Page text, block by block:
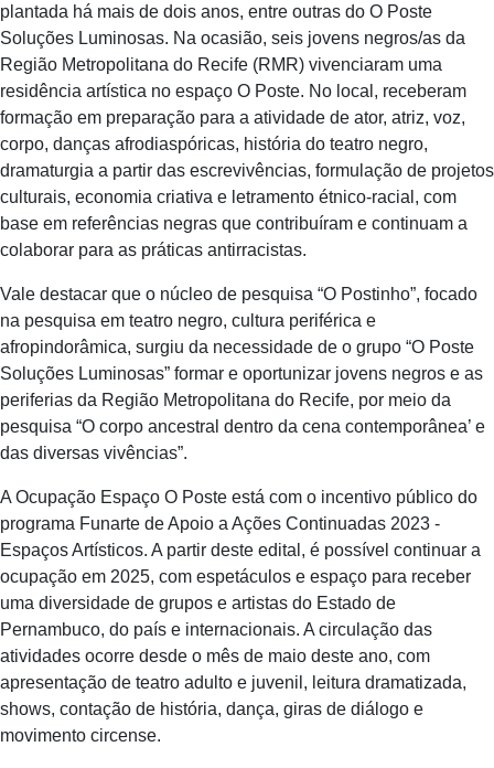
plantada há mais de dois anos, entre outras do O Poste
Soluções Luminosas. Na ocasião, seis jovens negros/as da
Região Metropolitana do Recife (RMR) vivenciaram uma
residência artística no espaço O Poste. No local, receberam
formação em preparação para a atividade de ator, atriz, voz,
corpo, danças afrodiaspóricas, história do teatro negro,
dramaturgia a partir das escrevivências, formulação de projetos
culturais, economia criativa e letramento étnico-racial, com
base em referências negras que contribuíram e continuam a
colaborar para as práticas antirracistas.
Vale destacar que o núcleo de pesquisa “O Postinho”, focado
na pesquisa em teatro negro, cultura periférica e
afropindorâmica, surgiu da necessidade de o grupo “O Poste
Soluções Luminosas” formar e oportunizar jovens negros e as
periferias da Região Metropolitana do Recife, por meio da
pesquisa “O corpo ancestral dentro da cena contemporânea’ e
das diversas vivências”.
A Ocupação Espaço O Poste está com o incentivo público do
programa Funarte de Apoio a Ações Continuadas 2023 -
Espaços Artísticos. A partir deste edital, é possível continuar a
ocupação em 2025, com espetáculos e espaço para receber
uma diversidade de grupos e artistas do Estado de
Pernambuco, do país e internacionais. A circulação das
atividades ocorre desde o mês de maio deste ano, com
apresentação de teatro adulto e juvenil, leitura dramatizada,
shows, contação de história, dança, giras de diálogo e
movimento circense.